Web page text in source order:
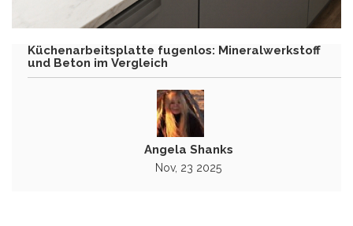
Küchenarbeitsplatte fugenlos: Mineralwerkstoff
und Beton im Vergleich
Angela Shanks
Nov, 23 2025